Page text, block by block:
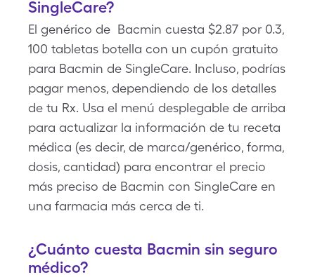
SingleCare?
El genérico de Bacmin cuesta $2.87 por 0.3,
100 tabletas botella con un cupón gratuito
para Bacmin de SingleCare. Incluso, podrías
pagar menos, dependiendo de los detalles
de tu Rx. Usa el menú desplegable de arriba
para actualizar la información de tu receta
médica (es decir, de marca/genérico, forma,
dosis, cantidad) para encontrar el precio
más preciso de Bacmin con SingleCare en
una farmacia más cerca de ti.
¿Cuánto cuesta Bacmin sin seguro
médico?